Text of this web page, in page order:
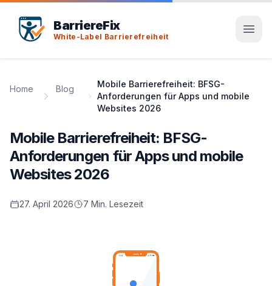
BarriereFix
White-Label Barrierefreiheit
Home Blog
Mobile Barrierefreiheit: BFSG-
Anforderungen für Apps und mobile
Websites 2026
Mobile Barrierefreiheit: BFSG-
Anforderungen für Apps und mobile
Websites 2026
27. April 2026 7 Min. Lesezeit